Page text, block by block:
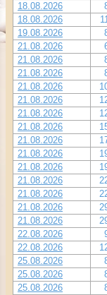
18.08.2026
18.08.2026
19.08.2026
21.08.2026
21.08.2026
21.08.2026
21.08.2026
21.08.2026
21.08.2026
21.08.2026
21.08.2026
21.08.2026
21.08.2026
21.08.2026
21.08.2026
21.08.2026
21.08.2026
22.08.2026
22.08.2026
25.08.2026
25.08.2026
25.08.2026